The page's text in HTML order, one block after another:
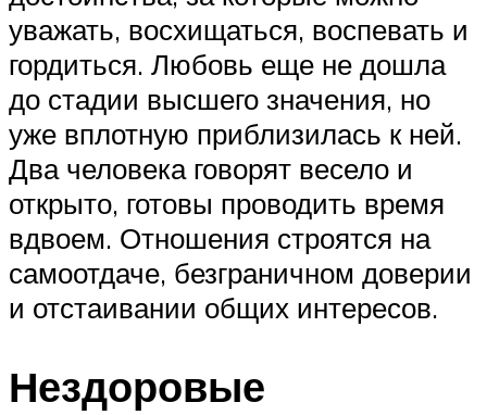
уважать, восхищаться, воспевать и
гордиться. Любовь еще не дошла
до стадии высшего значения, но
уже вплотную приблизилась к ней.
Два человека говорят весело и
открыто, готовы проводить время
вдвоем. Отношения строятся на
самоотдаче, безграничном доверии
и отстаивании общих интересов.
Нездоровые